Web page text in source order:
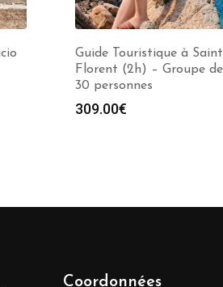
Guide Touristique à
Florent (2h) – Groupe de
30 personnes
309.00€
Coordonnées